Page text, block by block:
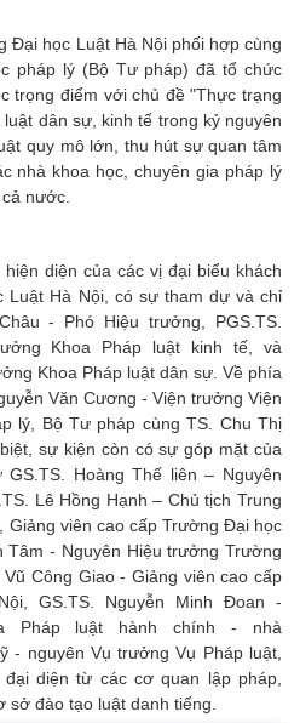
Đại học Luật Hà Nội phối hợp cùng
pháp lý (Bộ Tư pháp) đã tổ chức
trọng điểm với chủ đề "Thực trạng
dân sự, kinh tế trong kỷ nguyên
quy mô lớn, thu hút sự quan tâm
nhà khoa học, chuyên gia pháp lý
nước.
diện của các vị đại biểu khách
Luật Hà Nội, có sự tham dự và chỉ
- Phó Hiệu trưởng, PGS.TS.
Khoa Pháp luật kinh tế, và
Khoa Pháp luật dân sự. Về phía
Văn Cương - Viện trưởng Viện
lý, Bộ Tư pháp cùng TS. Chu Thị
sự kiện còn có sự góp mặt của
Hoàng Thế liên – Nguyên
Lê Hồng Hạnh – Chủ tịch Trung
Giảng viên cao cấp Trường Đại học
Tâm - Nguyên Hiệu trưởng Trường
Công Giao - Giảng viên cao cấp
GS.TS. Nguyễn Minh Đoan -
Pháp luật hành chính - nhà
- nguyên Vụ trưởng Vụ Pháp luật,
diện từ các cơ quan lập pháp,
sở đào tạo luật danh tiếng.